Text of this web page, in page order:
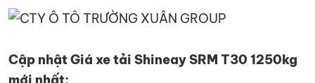
Cập nhật Giá xe tải Shineay SRM T30 1250kg